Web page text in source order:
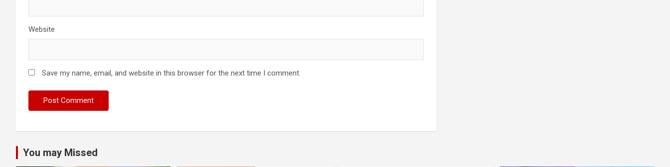
Website
Save my name, email, and website in this browser for the next time I comment.
You may Missed